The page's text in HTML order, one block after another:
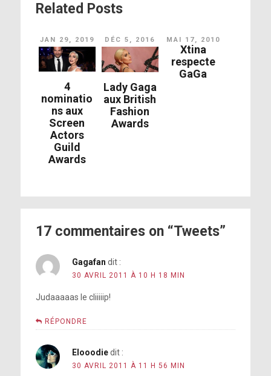
Related Posts
JAN 29, 2019
4
nominatio
ns aux
Screen
Actors
Guild
Awards
DÉC 5, 2016
Lady Gaga
aux British
Fashion
Awards
MAI 17, 2010
Xtina
respecte
GaGa
17 commentaires on “Tweets”
Gagafan dit :
30 AVRIL 2011 À 10 H 18 MIN
Judaaaaas le cliiiiip!
RÉPONDRE
Elooodie dit :
30 AVRIL 2011 À 11 H 56 MIN